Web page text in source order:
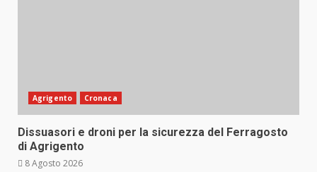
Agrigento Cronaca
Dissuasori e droni per la sicurezza del Ferragosto
di Agrigento
8 Agosto 2026